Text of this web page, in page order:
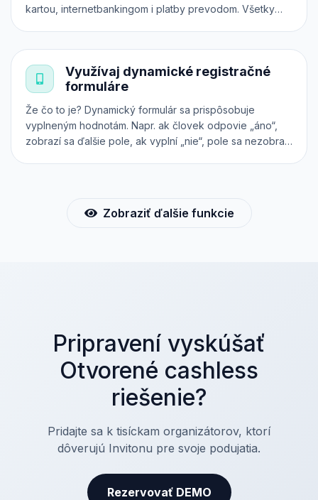
kartou, internetbankingom i platby prevodom. Všetky
alebo plugin.Využívaj dynamické registračné
formuláre
Že čo to je? Dynamický formulár sa prispôsobuje
vyplneným hodnotám. Napr. ak človek odpovie „áno“,
zobrazí sa ďalšie pole, ak vyplní „nie“, pole sa nezobrazí
Zobraziť ďalšie funkcie
Pripravení vyskúšať
Otvorené cashless
riešenie?
Pridajte sa k tisíckam organizátorov, ktorí
dôverujú Invitonu pre svoje podujatia.
Rezervovať DEMO